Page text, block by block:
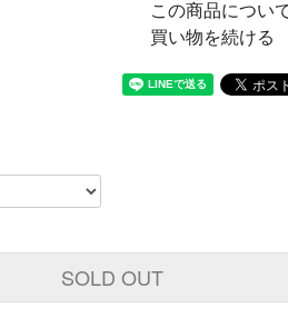
この商品につい
買い物を続ける
SOLD OUT